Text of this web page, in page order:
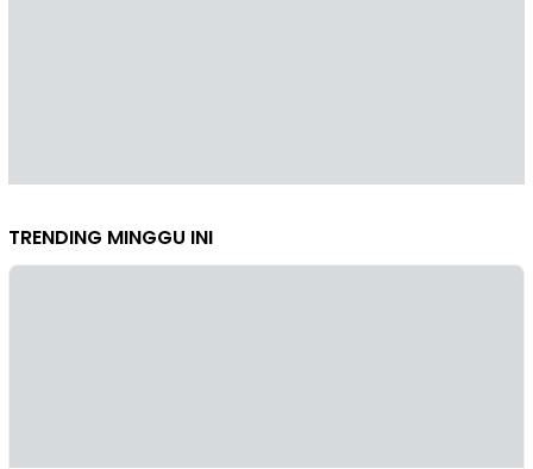
TRENDING MINGGU INI